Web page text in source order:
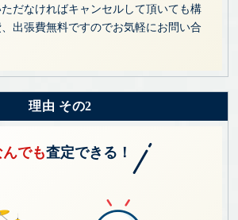
だなければキャンセルして頂いても構
出張費無料ですのでお気軽にお問い合
理由 その2
んでも査定できる！